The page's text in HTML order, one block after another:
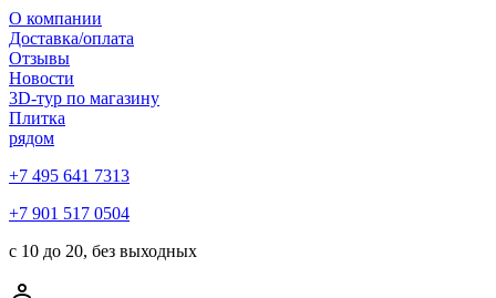
О компании
Доставка/оплата
Отзывы
Новости
3D-тур по магазину
Плитка
рядом
+7 495 641 7313
+7 901 517 0504
с 10 до 20, без выходных